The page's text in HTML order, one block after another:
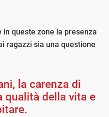
queste zone la presenza
ragazzi sia una questione
la carenza di
qualità della vita e